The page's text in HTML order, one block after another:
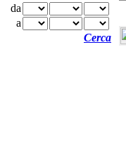
da
a
Cerca